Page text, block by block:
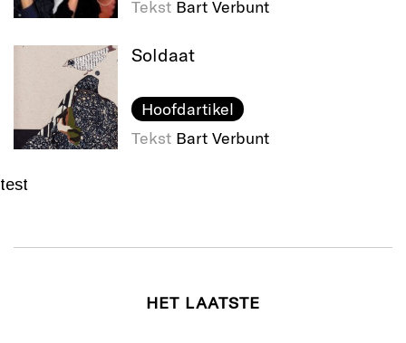
Tekst Bart Verbunt
Soldaat
Hoofdartikel
Tekst Bart Verbunt
test
HET LAATSTE